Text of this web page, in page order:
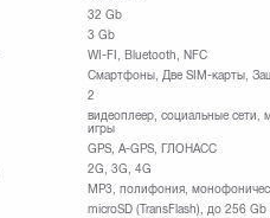
32 Gb
3 Gb
WI-FI, Bluetooth, NFC
Смартфоны, Две SIM-карты,
2
видеоплеер, социальные сети,
игры
GPS, A-GPS, ГЛОНАСС
2G, 3G, 4G
MP3, полифония,
microSD (TransFlash), до 256 Gb